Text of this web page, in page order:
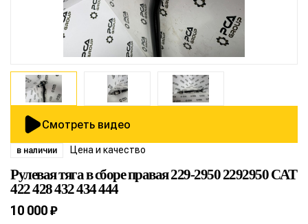
Смотреть видео
в наличии Цена и качество
Рулевая тяга в сборе правая 229-2950 2292950 CAT
422 428 432 434 444
10 000 ₽